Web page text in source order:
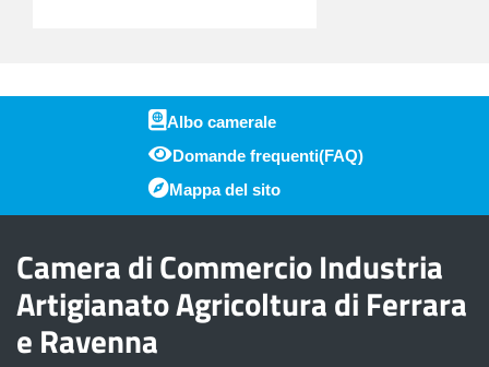
Piè di pagina
Albo camerale
Domande frequenti(FAQ)
Mappa del sito
Camera di Commercio Industria
Artigianato Agricoltura di Ferrara
e Ravenna